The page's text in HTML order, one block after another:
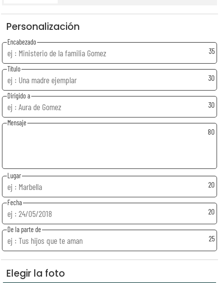
Personalización
Encabezado
35
Título
30
Dirigido a
30
Mensaje
80
Lugar
20
Fecha
20
De la parte de
25
Elegir la foto